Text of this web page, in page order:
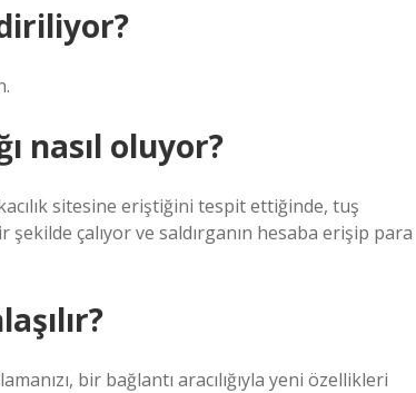
nasıl oluyor?
sitesine eriştiğini tespit ettiğinde, tuş
çalıyor ve saldırganın hesaba erişip para
bir bağlantı aracılığıyla yeni özellikleri